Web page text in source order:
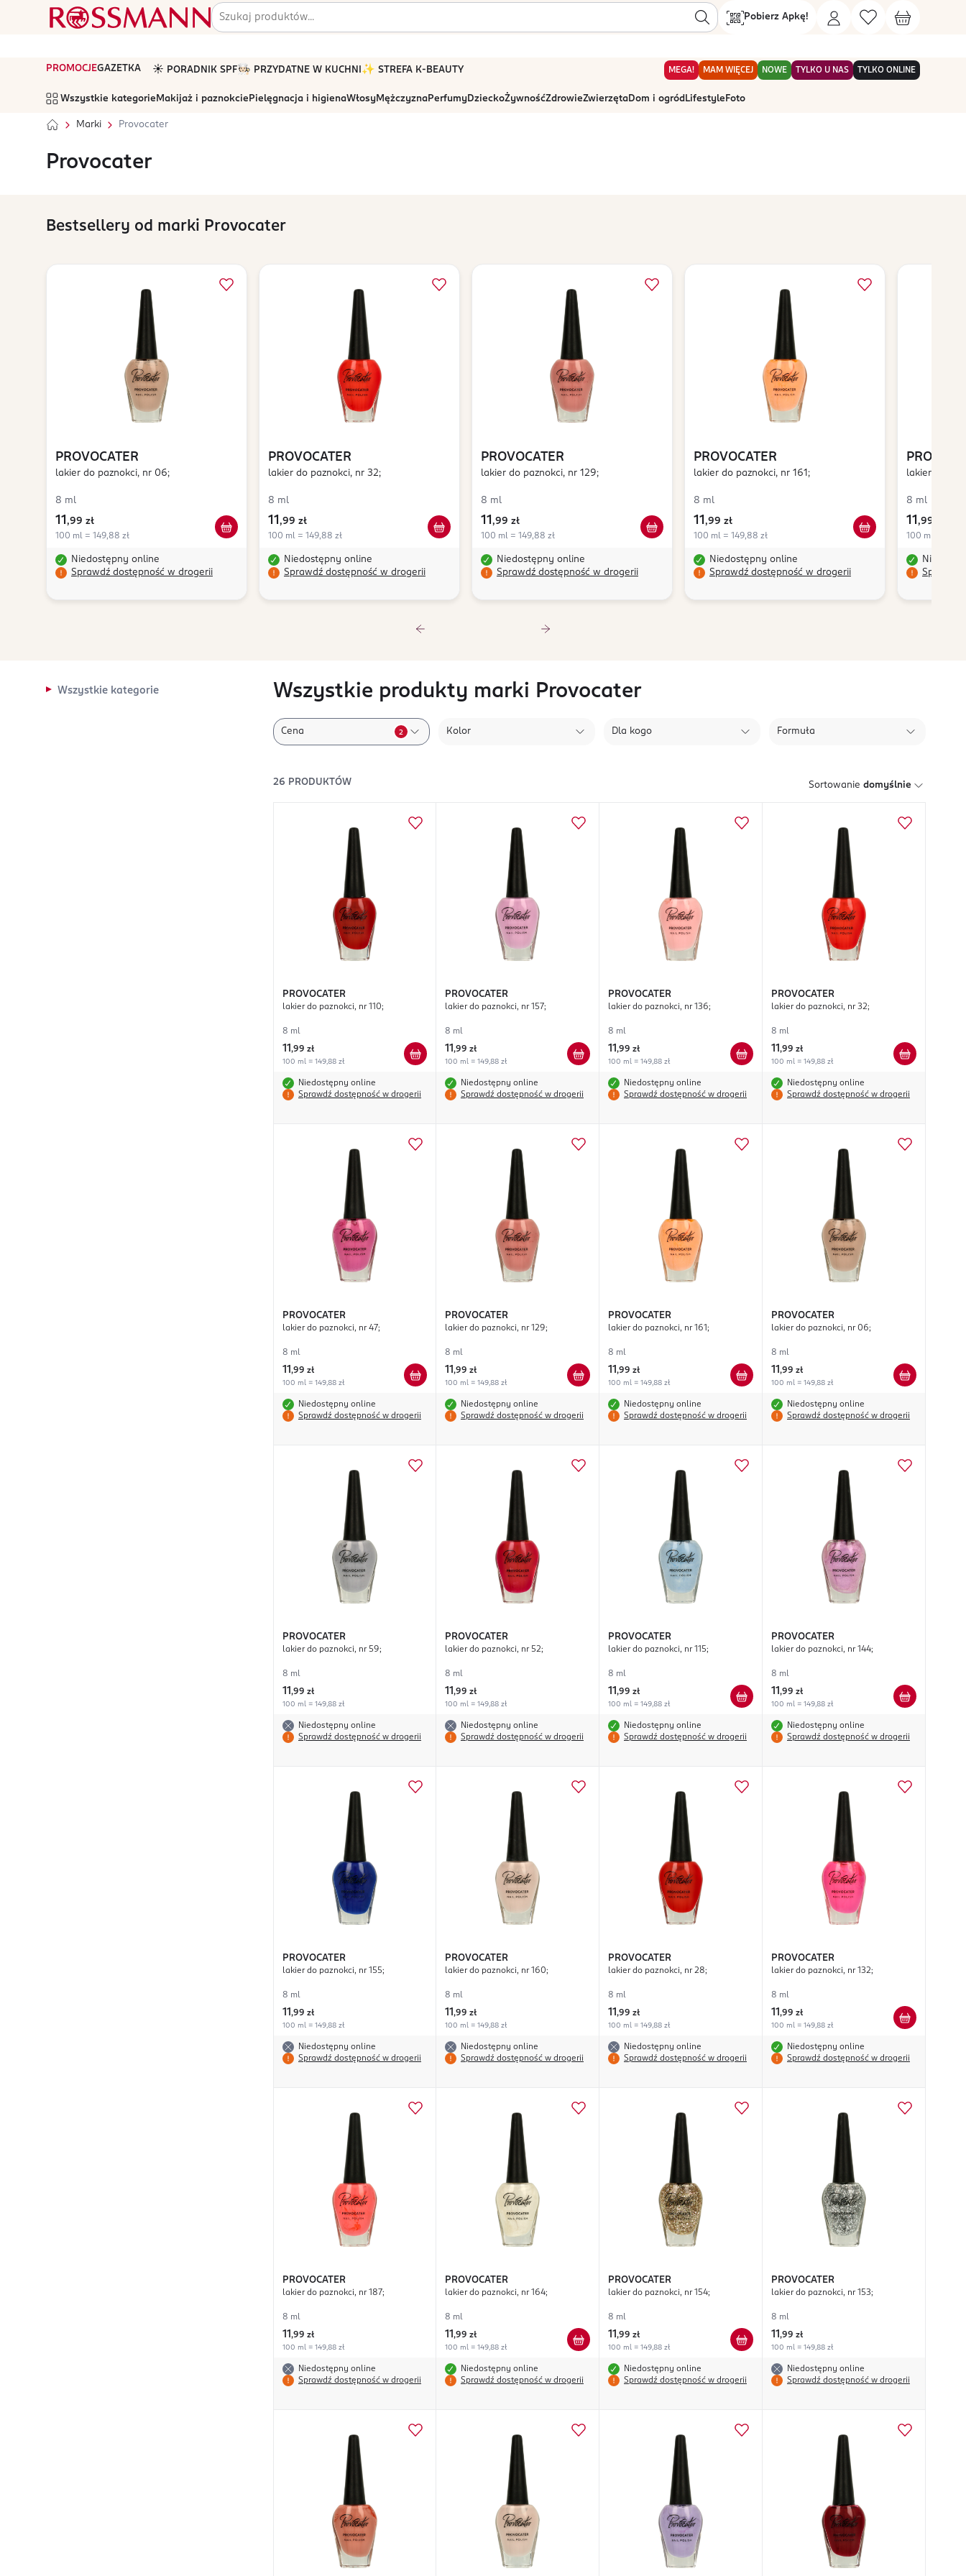
Pobierz Apkę!
PROMOCJEGAZETKA ☀️ PORADNIK SPF🧑🏻‍🍳 PRZYDATNE W KUCHNI ✨ STREFA K-BEAUTY MEGA! MAM WIĘCEJ NOWE TYLKO U NAS TYLKO ONLINE
Wszystkie kategorie Makijaż i paznokcie Pielęgnacja i higienaWłosyMężczyznaPerfumyDzieckoŻywnośćZdrowieZwierzętaDom i ogród Lifestyle Foto
Marki Provocater
Provocater
Bestsellery od marki Provocater
PROVOCATER
lakier do paznokci, nr 06;
8 ml
11 ,99 zł
100 ml = 149,88 zł
Niedostępny online
Sprawdź dostępność w drogerii
PROVOCATER
lakier do paznokci, nr 32;
8 ml
11 ,99 zł
100 ml = 149,88 zł
Niedostępny online
Sprawdź dostępność w drogerii
PROVOCATER
lakier do paznokci, nr 129;
8 ml
11 ,99 zł
100 ml = 149,88 zł
Niedostępny online
Sprawdź dostępność w drogerii
PROVOCATER
lakier do paznokci, nr 161;
8 ml
11 ,99 zł
100 ml = 149,88 zł
Niedostępny online
Sprawdź dostępność w drogerii
lakier do
8 ml
11 ,99 zł
100 ml =
Sprawdź
Wszystkie kategorie Wszystkie produkty marki Provocater
Cena 2 Kolor Dla kogo Formuła
26 PRODUKTÓW Sortowanie domyślnie
PROVOCATER
lakier do paznokci, nr 110;
8 ml
11 ,99 zł
100 ml = 149,88 zł
Niedostępny online
Sprawdź dostępność w drogerii
PROVOCATER
lakier do paznokci, nr 157;
8 ml
11 ,99 zł
100 ml = 149,88 zł
Niedostępny online
Sprawdź dostępność w drogerii
PROVOCATER
lakier do paznokci, nr 136;
8 ml
11 ,99 zł
100 ml = 149,88 zł
Niedostępny online
Sprawdź dostępność w drogerii
PROVOCATER
lakier do paznokci, nr 32;
8 ml
11 ,99 zł
100 ml = 149,88 zł
Niedostępny online
Sprawdź dostępność w drogerii
PROVOCATER
lakier do paznokci, nr 47;
8 ml
11 ,99 zł
100 ml = 149,88 zł
Niedostępny online
Sprawdź dostępność w drogerii
PROVOCATER
lakier do paznokci, nr 129;
8 ml
11 ,99 zł
100 ml = 149,88 zł
Niedostępny online
Sprawdź dostępność w drogerii
PROVOCATER
lakier do paznokci, nr 161;
8 ml
11 ,99 zł
100 ml = 149,88 zł
Niedostępny online
Sprawdź dostępność w drogerii
PROVOCATER
lakier do paznokci, nr 06;
8 ml
11 ,99 zł
100 ml = 149,88 zł
Niedostępny online
Sprawdź dostępność w drogerii
PROVOCATER
lakier do paznokci, nr 59;
8 ml
11 ,99 zł
100 ml = 149,88 zł
Niedostępny online
Sprawdź dostępność w drogerii
PROVOCATER
lakier do paznokci, nr 52;
8 ml
11 ,99 zł
100 ml = 149,88 zł
Niedostępny online
Sprawdź dostępność w drogerii
PROVOCATER
lakier do paznokci, nr 115;
8 ml
11 ,99 zł
100 ml = 149,88 zł
Niedostępny online
Sprawdź dostępność w drogerii
PROVOCATER
lakier do paznokci, nr 144;
8 ml
11 ,99 zł
100 ml = 149,88 zł
Niedostępny online
Sprawdź dostępność w drogerii
PROVOCATER
lakier do paznokci, nr 155;
8 ml
11 ,99 zł
100 ml = 149,88 zł
Niedostępny online
Sprawdź dostępność w drogerii
PROVOCATER
lakier do paznokci, nr 160;
8 ml
11 ,99 zł
100 ml = 149,88 zł
Niedostępny online
Sprawdź dostępność w drogerii
PROVOCATER
lakier do paznokci, nr 28;
8 ml
11 ,99 zł
100 ml = 149,88 zł
Niedostępny online
Sprawdź dostępność w drogerii
PROVOCATER
lakier do paznokci, nr 132;
8 ml
11 ,99 zł
100 ml = 149,88 zł
Niedostępny online
Sprawdź dostępność w drogerii
PROVOCATER
lakier do paznokci, nr 187;
8 ml
11,99 zł
100 ml = 149,88 zł
Niedostępny online
Sprawdź dostępność w drogerii
PROVOCATER
lakier do paznokci, nr 164;
8 ml
11,99 zł
100 ml = 149,88 zł
Niedostępny online
Sprawdź dostępność w drogerii
PROVOCATER
lakier do paznokci, nr 154;
8 ml
11,99 zł
100 ml = 149,88 zł
Niedostępny online
Sprawdź dostępność w drogerii
PROVOCATER
lakier do paznokci, nr 153;
8 ml
11,99 zł
100 ml = 149,88 zł
Niedostępny online
Sprawdź dostępność w drogerii